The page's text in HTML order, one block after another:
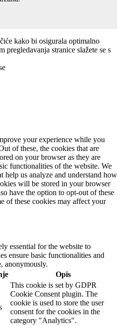
kako bi osigurala optimalno
stranice slažete se s
your experience while you
of these, the cookies that are
on your browser as they are
functionalities of the website. We
help us analyze and understand how
will be stored in your browser
have the option to opt-out of these
of these cookies may affect your
essential for the website to
ensure basic functionalities and
anonymously.
Opis
This cookie is set by GDPR
Cookie Consent plugin. The
cookie is used to store the user
consent for the cookies in the
category "Analytics".